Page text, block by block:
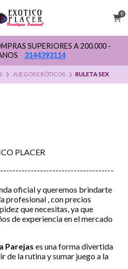
0
SUPERIORES A 200.000 -
3144393114
JUEGOS ERÓTICOS RULETA SEX
PLACER
oficial y queremos brindarte
profesional , con precios
que necesitas, ya que
de experiencia en el mercado
Parejas es una forma divertida
de la rutina y sumar juego a la